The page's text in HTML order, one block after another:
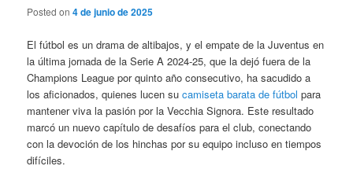
Posted on4 de junio de 2025
El fútbol es un drama de altibajos, y el empate de la Juventus en
la última jornada de la Serie A 2024-25, que la dejó fuera de la
Champions League por quinto año consecutivo, ha sacudido a
los aficionados, quienes lucen sucamiseta barata de fútbol para
mantener viva la pasión por la Vecchia Signora. Este resultado
marcó un nuevo capítulo de desafíos para el club, conectando
con la devoción de los hinchas por su equipo incluso en tiempos
difíciles.